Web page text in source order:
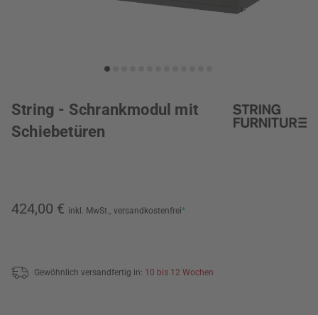
String - Schrankmodul mit
Schiebetüren
424,00 € inkl. MwSt., versandkostenfrei*
Gewöhnlich versandfertig in: 10 bis 12 Wochen